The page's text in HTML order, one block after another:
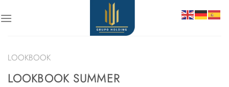
to
LOOKBOOK
LOOKBOOK SUMMER